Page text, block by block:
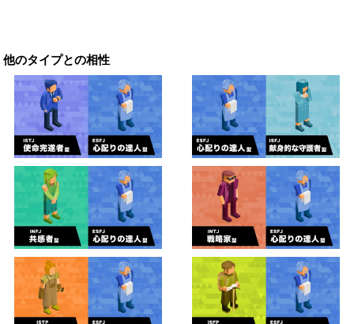
他のタイプとの相性